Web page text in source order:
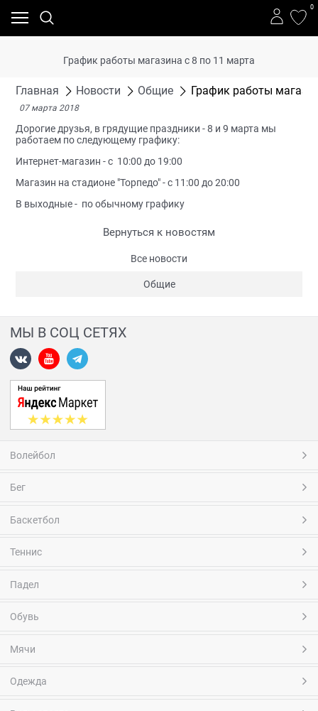
0
График работы магазина с 8 по 11 марта
Главная Новости Общие График работы
07 марта 2018
Дорогие друзья, в грядущие праздники - 8 и 9 марта мы
работаем по следующему графику:
Интернет-магазин - с 10:00 до 19:00
Магазин на стадионе "Торпедо" - с 11:00 до 20:00
В выходные - по обычному графику
Вернуться к новостям
Все новости
Общие
МЫ В СОЦ СЕТЯХ
Волейбол
Бег
Баскетбол
Теннис
Падел
Обувь
Мячи
Одежда